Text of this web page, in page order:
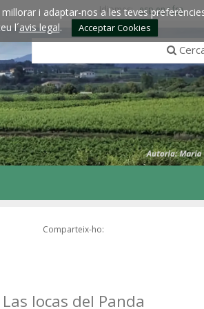
i adaptar-nos a les teves
l´avis legal. Acceptar Cookies
Idiomes:esp engfra
Comparteix-ho:
locas del Panda